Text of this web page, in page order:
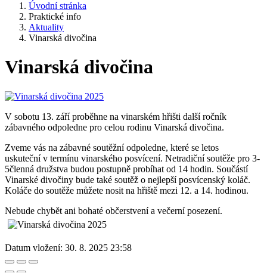
Úvodní stránka
Praktické info
Aktuality
Vinarská divočina
Vinarská divočina
V sobotu 13. září proběhne na vinarském hřišti další ročník
zábavného odpoledne pro celou rodinu Vinarská divočina.
Zveme vás na zábavné soutěžní odpoledne, které se letos
uskuteční v termínu vinarského posvícení. Netradiční soutěže pro 3-
5členná družstva budou postupně probíhat od 14 hodin. Součástí
Vinarské divočiny bude také soutěž o nejlepší posvícenský koláč.
Koláče do soutěže můžete nosit na hřiště mezi 12. a 14. hodinou.
Nebude chybět ani bohaté občerstvení a večerní posezení.
Datum vložení: 30. 8. 2025 23:58